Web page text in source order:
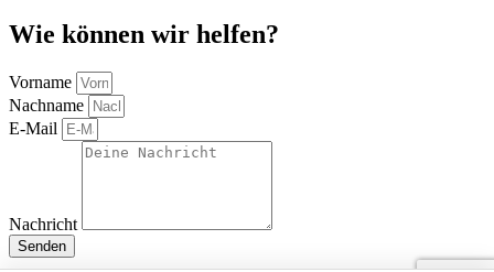
Wie können wir helfen?
Vorname
Nachname
E-Mail
Nachricht
Senden